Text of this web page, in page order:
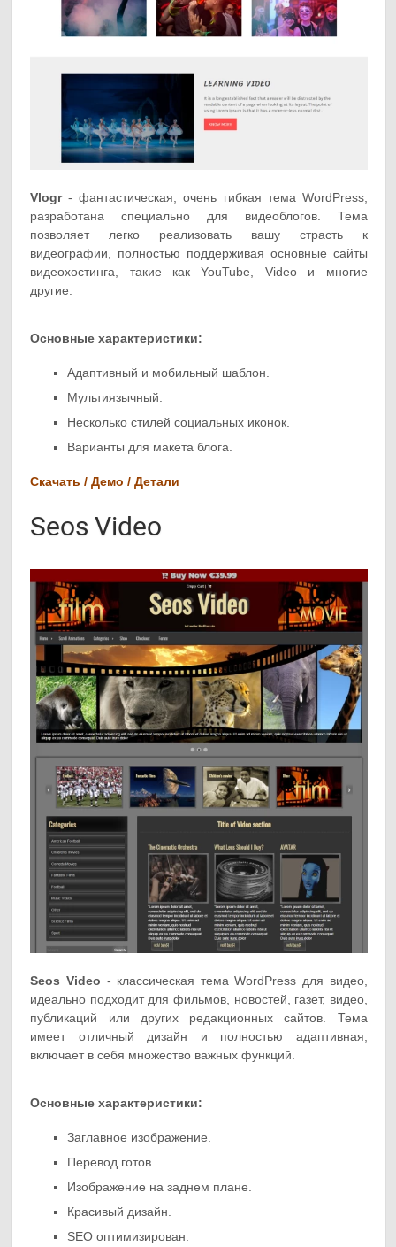
Vlogr- фантастическая, очень гибкая тема WordPress,
разработана специально для видеоблогов. Тема
позволяет легко реализовать вашу страсть к
видеографии, полностью поддерживая основные сайты
видеохостинга, такие как YouTube, Video и многие
другие.
Основные характеристики:
Адаптивный и мобильный шаблон.
Мультиязычный.
Несколько стилей социальных иконок.
Варианты для макета блога.
Скачать / Демо / Детали
Seos Video
Seos Video - классическая тема WordPress для видео,
идеально подходит для фильмов, новостей, газет, видео,
публикаций или других редакционных сайтов. Тема
имеет отличный дизайн и полностью адаптивная,
включает в себя множество важных функций.
Основные характеристики:
Заглавное изображение.
Перевод готов.
Изображение на заднем плане.
Красивый дизайн.
SEO оптимизирован.